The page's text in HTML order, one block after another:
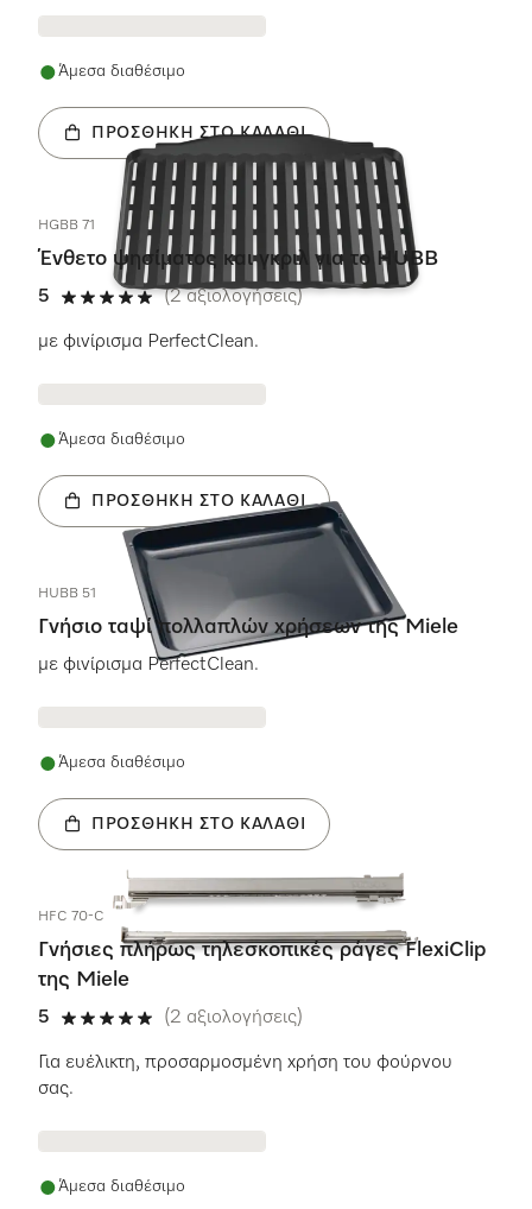
Άμεσα διαθέσιμο
ΠΡΟΣΘΉΚΗ ΣΤΟ ΚΑΛΆΘΙ
HGBB 71
Ένθετο ψησίματος και γκριλ για το HUBB
5
5 αστέρια από 5
(2 αξιολογήσεις)
με φινίρισμα PerfectClean.
Άμεσα διαθέσιμο
ΠΡΟΣΘΉΚΗ ΣΤΟ ΚΑΛΆΘΙ
HUBB 51
Γνήσιο ταψί πολλαπλών χρήσεων της Miele
με φινίρισμα PerfectClean.
Άμεσα διαθέσιμο
ΠΡΟΣΘΉΚΗ ΣΤΟ ΚΑΛΆΘΙ
HFC 70-C
Γνήσιες πλήρως τηλεσκοπικές ράγες FlexiClip
της Miele
5
5 αστέρια από 5
(2 αξιολογήσεις)
Για ευέλικτη, προσαρμοσμένη χρήση του φούρνου
σας.
Άμεσα διαθέσιμο